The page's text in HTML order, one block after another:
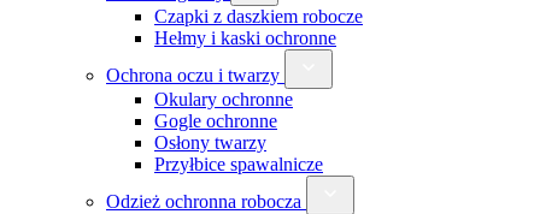
Czapki z daszkiem robocze
Hełmy i kaski ochronne
Ochrona oczu i twarzy
Okulary ochronne
Gogle ochronne
Osłony twarzy
Przyłbice spawalnicze
Odzież ochronna robocza